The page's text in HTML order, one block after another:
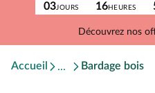
03JOURS 16HEURES
Découvrez nos
Accueil Bardage bois